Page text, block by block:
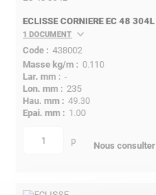
ECLISSE CORNIERE EC 48 304L
1 DOCUMENT
438002
0.110
-
235
49.30
1.00
quantité p Nous consulter